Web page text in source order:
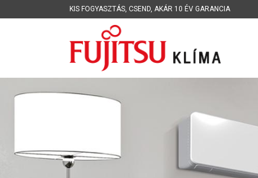
KIS FOGYASZTÁS, CSEND, AKÁR 10 ÉV GARANCIA